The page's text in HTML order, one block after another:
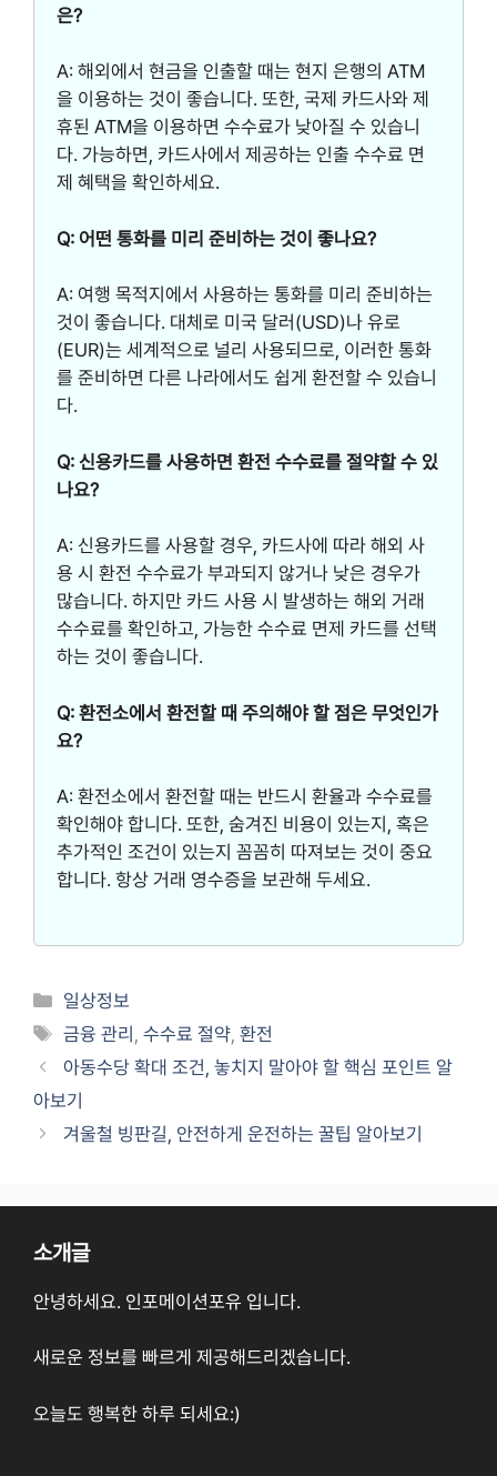
은?
A: 해외에서 현금을 인출할 때는 현지 은행의 ATM
을 이용하는 것이 좋습니다. 또한, 국제 카드사와 제
휴된 ATM을 이용하면 수수료가 낮아질 수 있습니
다. 가능하면, 카드사에서 제공하는 인출 수수료 면
제 혜택을 확인하세요.
Q: 어떤 통화를 미리 준비하는 것이 좋나요?
A: 여행 목적지에서 사용하는 통화를 미리 준비하는
것이 좋습니다. 대체로 미국 달러(USD)나 유로
(EUR)는 세계적으로 널리 사용되므로, 이러한 통화
를 준비하면 다른 나라에서도 쉽게 환전할 수 있습니
다.
Q: 신용카드를 사용하면 환전 수수료를 절약할 수 있
나요?
A: 신용카드를 사용할 경우, 카드사에 따라 해외 사
용 시 환전 수수료가 부과되지 않거나 낮은 경우가
많습니다. 하지만 카드 사용 시 발생하는 해외 거래
수수료를 확인하고, 가능한 수수료 면제 카드를 선택
하는 것이 좋습니다.
Q: 환전소에서 환전할 때 주의해야 할 점은 무엇인가
요?
A: 환전소에서 환전할 때는 반드시 환율과 수수료를
확인해야 합니다. 또한, 숨겨진 비용이 있는지, 혹은
추가적인 조건이 있는지 꼼꼼히 따져보는 것이 중요
합니다. 항상 거래 영수증을 보관해 두세요.
Categories
일상정보
Tags
금융 관리 ,수수료 절약 ,환전
아동수당 확대 조건, 놓치지 말아야 할 핵심 포인트 알
아보기
겨울철 빙판길, 안전하게 운전하는 꿀팁 알아보기
소개글
안녕하세요. 인포메이션포유 입니다.
새로운 정보를 빠르게 제공해드리겠습니다.
오늘도 행복한 하루 되세요:)